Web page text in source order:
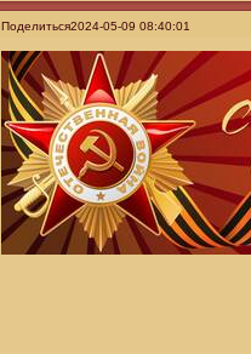
Поделиться2024-05-09 08:40:01